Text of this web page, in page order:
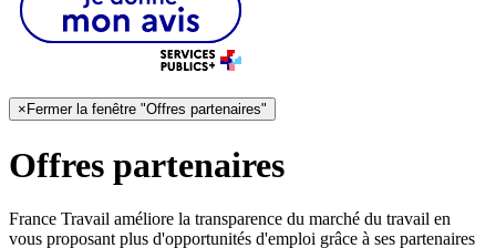
× Fermer la fenêtre "Offres partenaires"
Offres partenaires
France Travail améliore la transparence du marché du travail en
vous proposant plus d'opportunités d'emploi grâce à ses partenaires